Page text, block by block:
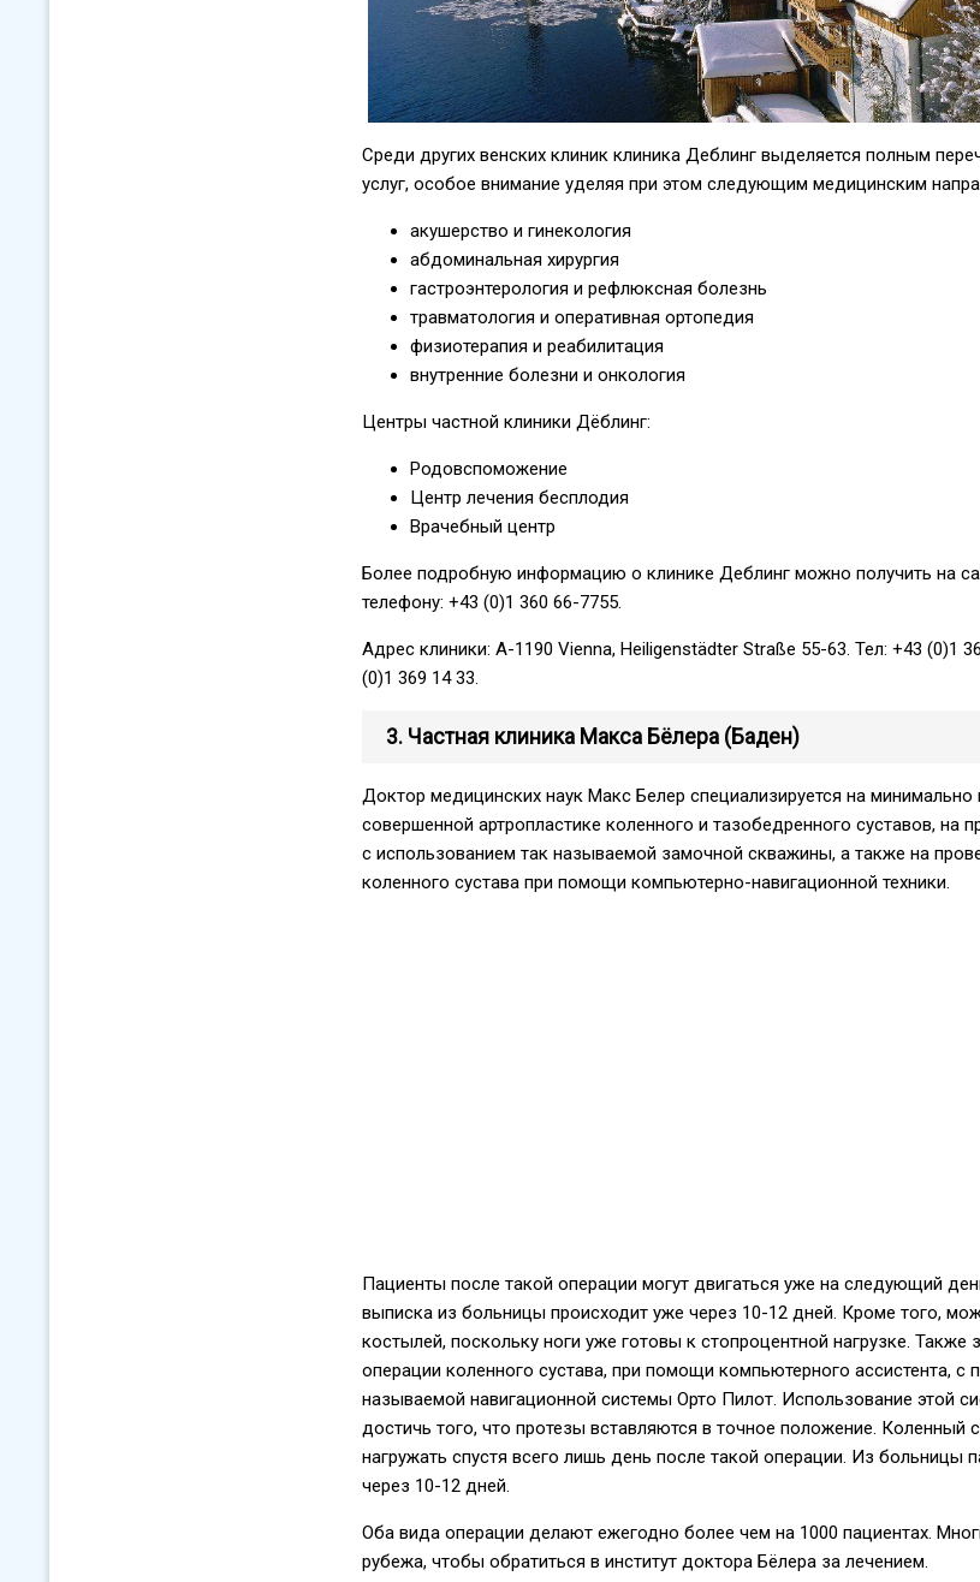
Среди других венских клиник клиника Деблинг выделяется полным
услуг, особое внимание уделяя при этом следующим медицинским
акушерство и гинекология
абдоминальная хирургия
гастроэнтерология и рефлюксная болезнь
травматология и оперативная ортопедия
физиотерапия и реабилитация
внутренние болезни и онкология
Центры частной клиники Дёблинг:
Родовспоможение
Центр лечения бесплодия
Врачебный центр
Более подробную информацию о клинике Деблинг можно получить на
телефону: +43 (0)1 360 66-7755.
Адрес клиники: A-1190 Vienna, Heiligenstädter Straße 55-63. Teл: +43 (0)1
(0)1 369 14 33.
3. Частная клиника Макса Бёлера (Баден)
Доктор медицинских наук Макс Белер специализируется на минимально
совершенной артропластике коленного и тазобедренного суставов, на
с использованием так называемой замочной скважины, а также на
коленного сустава при помощи компьютерно-навигационной техники.
Пациенты после такой операции могут двигаться уже на следующий
выписка из больницы происходит уже через 10-12 дней. Кроме того,
костылей, поскольку ноги уже готовы к стопроцентной нагрузке. Также
операции коленного сустава, при помощи компьютерного ассистента, с
называемой навигационной системы Орто Пилот. Использование этой
достичь того, что протезы вставляются в точное положение. Коленный
нагружать спустя всего лишь день после такой операции. Из больницы
через 10-12 дней.
Оба вида операции делают ежегодно более чем на 1000 пациентах.
рубежа, чтобы обратиться в институт доктора Бёлера за лечением.